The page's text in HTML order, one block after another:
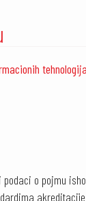
o pojmu